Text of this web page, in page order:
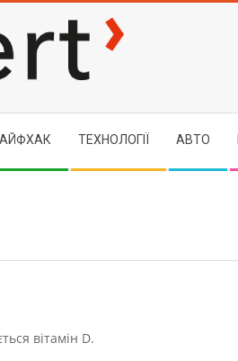
ТЕХНОЛОГІЇ АВТО
вітамін D.